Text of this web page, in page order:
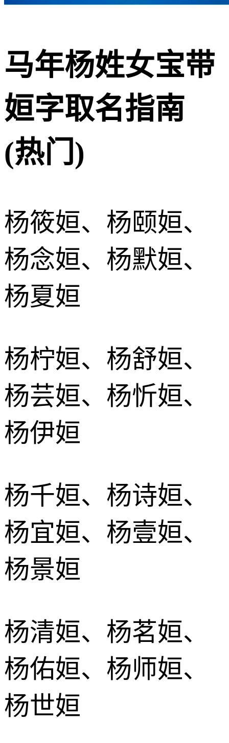
马年杨姓女宝带
姮字取名指南
(热门)
杨筱姮、杨颐姮、
杨念姮、杨默姮、
杨夏姮
杨柠姮、杨舒姮、
杨芸姮、杨忻姮、
杨伊姮
杨千姮、杨诗姮、
杨宜姮、杨壹姮、
杨景姮
杨清姮、杨茗姮、
杨佑姮、杨师姮、
杨世姮